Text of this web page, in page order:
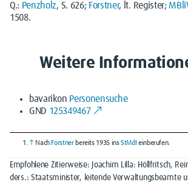
Q.: Penzholz, S. 626; Forstner, lt. Register;
1508.
Weitere
bavarikon Personensuche
GND 125349467
↑ Nach Forstnerbereits 1935 insStMdI einberufen.
Empfohlene Zitierweise: Joachim Lilla: Höllfritsch,
ders.: Staatsminister, leitende Verwaltungsbeamte